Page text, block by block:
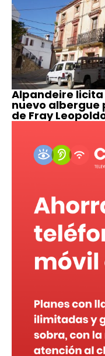
Alpandeire
nuevo albergue
de Fray